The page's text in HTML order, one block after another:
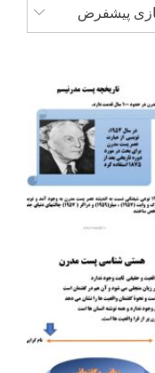
پیشفرض